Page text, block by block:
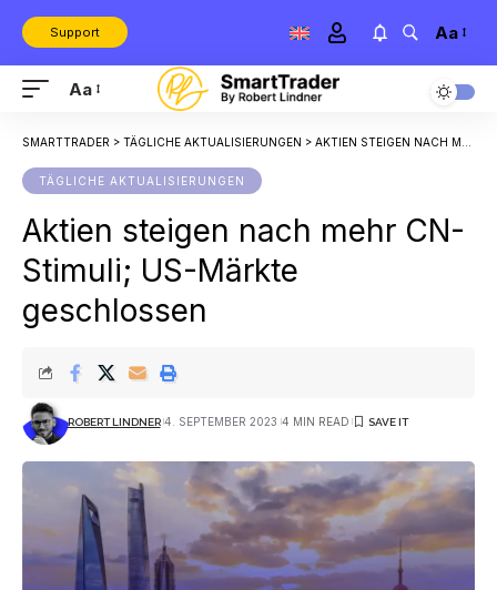
Support Aa
Aa
SMARTTRADER > TÄGLICHE AKTUALISIERUNGEN > AKTIEN STEIGEN NACH MEHR CN-STIMULI; US-MÄRKTE GESCHLOSSEN
TÄGLICHE AKTUALISIERUNGEN
Aktien steigen nach mehr CN-
Stimuli; US-Märkte
geschlossen
ROBERT LINDNER 4. SEPTEMBER 2023 4 MIN READ